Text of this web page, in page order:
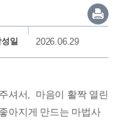
성일 2026.06.29
셔서, 마음이 활짝 열린
아지게 만드는 마법사